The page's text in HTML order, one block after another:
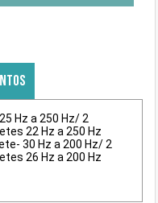
Hz a 250 Hz/ 2
22 Hz a 250 Hz
30 Hz a 200 Hz/ 2
26 Hz a 200 Hz